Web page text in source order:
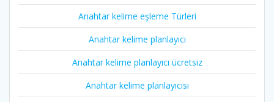
Anahtar kelime eşleme Türleri
Anahtar kelime planlayıcı
Anahtar kelime planlayıcı ücretsiz
Anahtar kelime planlayıcısı